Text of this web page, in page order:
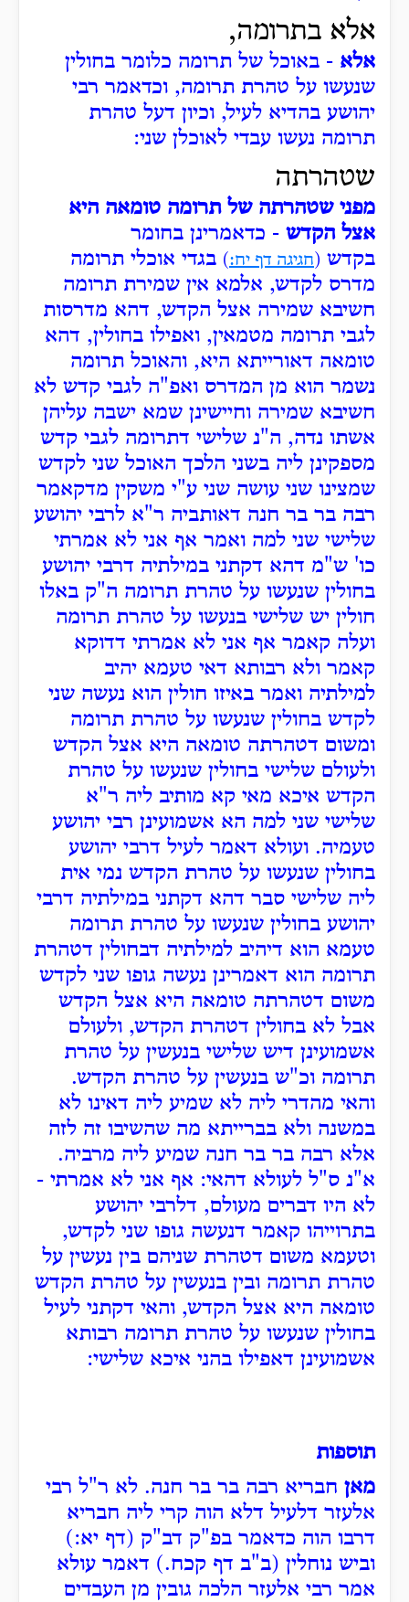
אלא בתרומה,
אלא - באוכל של תרומה כלומר בחולין
שנעשו על טהרת תרומה, וכדאמר רבי
יהושע בהדיא לעיל, וכיון דעל טהרת
תרומה נעשו עבדי לאוכלן שני:
שטהרתה
מפני שטהרתה של תרומה טומאה היא
אצל הקדש - כדאמרינן בחומר
בקדש ( חגיגה דף יח: ) בגדי אוכלי תרומה
מדרס לקדש, אלמא אין שמירת תרומה
חשיבא שמירה אצל הקדש, דהא מדרסות
לגבי תרומה מטמאין, ואפילו בחולין, דהא
טומאה דאורייתא היא, והאוכל תרומה
נשמר הוא מן המדרס ואפ"ה לגבי קדש לא
חשיבא שמירה וחיישינן שמא ישבה עליהן
אשתו נדה, ה"נ שלישי דתרומה לגבי קדש
מספקינן ליה בשני הלכך האוכל שני לקדש
שמצינו שני עושה שני ע"י משקין מדקאמר
רבה בר בר חנה דאותביה ר"א לרבי יהושע
שלישי שני למה ואמר אף אני לא אמרתי
כו' ש"מ דהא דקתני במילתיה דרבי יהושע
בחולין שנעשו על טהרת תרומה ה"ק באלו
חולין יש שלישי בנעשו על טהרת תרומה
ועלה קאמר אף אני לא אמרתי דדוקא
קאמר ולא רבותא דאי טעמא יהיב
למילתיה ואמר באיזו חולין הוא נעשה שני
לקדש בחולין שנעשו על טהרת תרומה
ומשום דטהרתה טומאה היא אצל הקדש
ולעולם שלישי בחולין שנעשו על טהרת
הקדש איכא מאי קא מותיב ליה ר"א
שלישי שני למה הא אשמועינן רבי יהושע
טעמיה. ועולא דאמר לעיל דרבי יהושע
בחולין שנעשו על טהרת הקדש נמי אית
ליה שלישי סבר דהא דקתני במילתיה דרבי
יהושע בחולין שנעשו על טהרת תרומה
טעמא הוא דיהיב למילתיה דבחולין דטהרת
תרומה הוא דאמרינן נעשה גופו שני לקדש
משום דטהרתה טומאה היא אצל הקדש
אבל לא בחולין דטהרת הקדש, ולעולם
אשמועינן דיש שלישי בנעשין על טהרת
תרומה וכ"ש בנעשין על טהרת הקדש.
והאי מהדרי ליה לא שמיע ליה דאינו לא
במשנה ולא בברייתא מה שהשיבו זה לזה
אלא רבה בר בר חנה שמיע ליה מרביה.
א"נ ס"ל לעולא דהאי: אף אני לא אמרתי -
לא היו דברים מעולם, דלרבי יהושע
בתרוייהו קאמר דנעשה גופו שני לקדש,
וטעמא משום דטהרת שניהם בין נעשין על
טהרת תרומה ובין בנעשין על טהרת הקדש
טומאה היא אצל הקדש, והאי דקתני לעיל
בחולין שנעשו על טהרת תרומה רבותא
אשמועינן דאפילו בהני איכא שלישי:
תוספות
מאן חבריא רבה בר בר חנה. לא ר"ל רבי
אלעזר דלעיל דלא הוה קרי ליה חבריא
דרבו הוה כדאמר בפ"ק דב"ק (דף יא:)
וביש נוחלין (ב"ב דף קכח.) דאמר עולא
אמר רבי אלעזר הלכה גובין מן העבדים